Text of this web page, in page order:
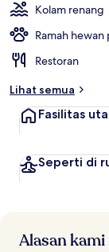
Kolam renang
Ramah hewan
Restoran
Lihat semua
Fasilitas
Seperti di
Alasan